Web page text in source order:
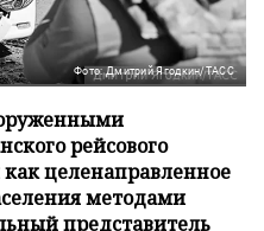
Фото: Дмитрий Ягодкин/ТАСС
рейсового
целенаправленное
методами
представитель